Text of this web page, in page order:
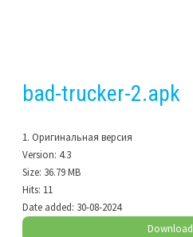
bad-trucker-2.apk
1. Оригинальная версия
Version: 4.3
Size: 36.79 MB
Hits: 11
Date added: 30-08-2024
Download